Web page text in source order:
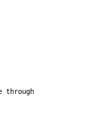
through